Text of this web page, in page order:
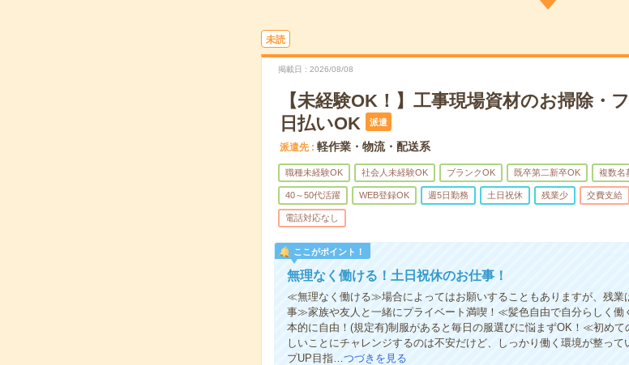
未読
掲載日 2026/08/08
【未経験OK！】工事現場資材のお掃除・
日払いOK
派遣
派遣先 軽作業・物流・配送系
職種未経験OK 社会人未経験OK ブランクOK 既卒第二新卒OK 複数名
40～50代活躍 WEB登録OK 週5日勤務 土日祝休 残業少 交費支給
電話対応なし
ここがポイント！
無理なく働ける！土日祝休のお仕事！
≪無理なく働ける≫場合によってはお願いすることもありますが、残
事≫家族や友人と一緒にプライベート満喫！≪髪色自由で自分らしく
本的に自由！(規定有)制服があると毎日の服選びに悩まずOK！≪初め
しいことにチャレンジするのは不安だけど、しっかり働く環境が整っ
プUP目指…つづきを見る